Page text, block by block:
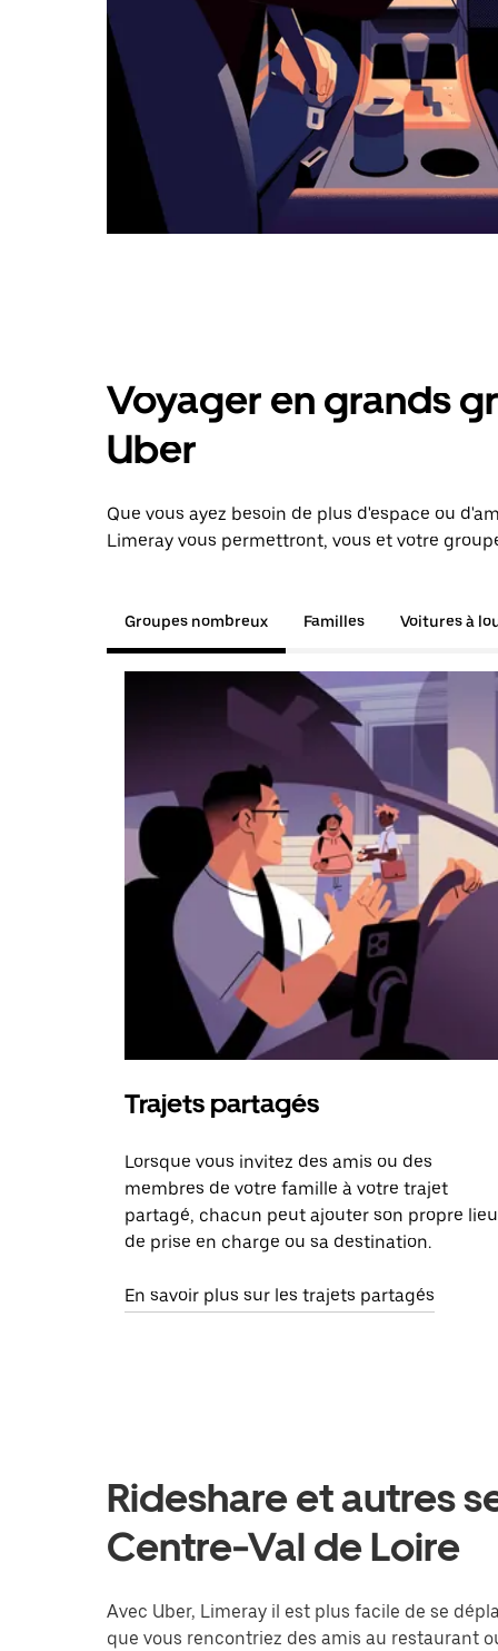
Voyager en grands
Uber
Que vous ayez besoin de plus d'espace ou
Limeray vous permettront, vous et votre
Groupes nombreux Familles Voitures à
Trajets partagés
Lorsque vous invitez des amis ou des
membres de votre famille à votre trajet
partagé, chacun peut ajouter son propre lieu
de prise en charge ou sa destination.
En savoir plus sur les trajets partagés
Rideshare et autres
Centre-Val de Loire
Avec Uber, Limeray il est plus facile de se
que vous rencontriez des amis au restaurant